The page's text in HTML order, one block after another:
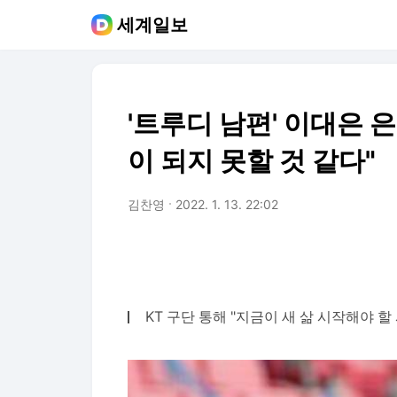
세계일보
'트루디 남편' 이대은
이 되지 못할 것 같다"
김찬영 2022. 1. 13. 22:02
KT 구단 통해 "지금이 새 삶 시작해야